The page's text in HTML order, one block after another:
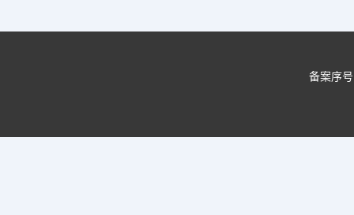
备案序